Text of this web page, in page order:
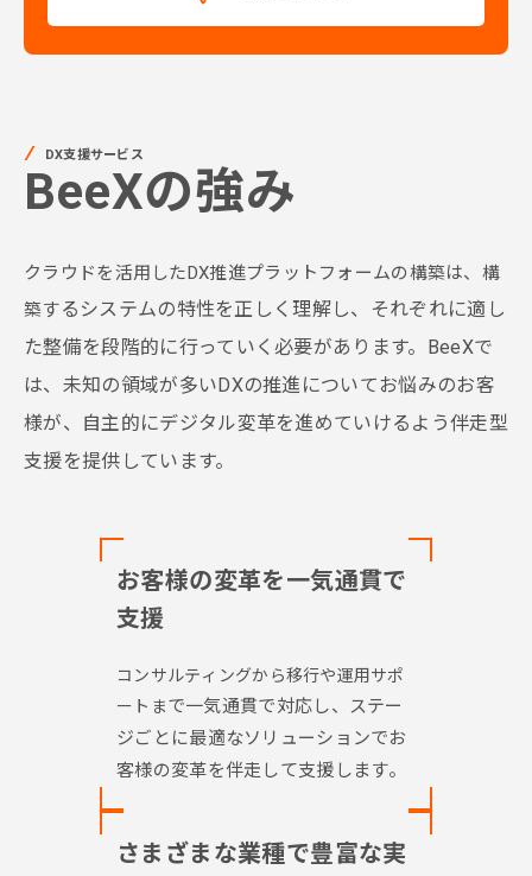
DX支援サービス
BeeXの強み
クラウドを活用したDX推進プラットフォームの構築は、構
築するシステムの特性を正しく理解し、それぞれに適し
た整備を段 階的に行っていく必要があります。BeeXで
は、未知の領域が多いDXの推進についてお悩みのお客
様が、自主的にデジタル変革を進めていけるよう伴走型
支援を提供しています。
お客様の変革を一気通貫で
支援
コンサルティングから移行や運用サポ
ートまで一気通貫で対応し、ステー
ジごとに最適なソリューションでお
客様の変革を伴走して支援します。
さまざまな業種で豊富な実